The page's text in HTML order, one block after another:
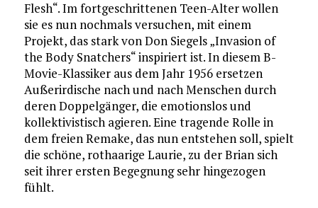
Flesh“. Im fortgeschrittenen Teen-Alter wollen
sie es nun nochmals versuchen, mit einem
Projekt, das stark von Don Siegels „Invasion of
the Body Snatchers“ inspiriert ist. In diesem B-
Movie-Klassiker aus dem Jahr 1956 ersetzen
Außerirdische nach und nach Menschen durch
deren Doppelgänger, die emotionslos und
kollektivistisch agieren. Eine tragende Rolle in
dem freien Remake, das nun entstehen soll, spielt
die schöne, rothaarige Laurie, zu der Brian sich
seit ihrer ersten Begegnung sehr hingezogen
fühlt.